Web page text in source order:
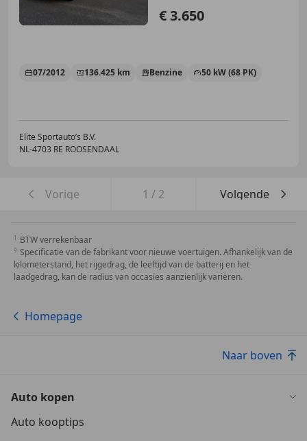
€ 3.650
07/2012 136.425 km Benzine 50 kW (68 PK)
Elite Sportauto’s B.V.
NL-4703 RE ROOSENDAAL
Vorige 1 / 2 Volgende
BTW verrekenbaar
Specificatie van de fabrikant voor nieuwe voertuigen. Afhankelijk van de
kilometerstand, het rijgedrag, de leeftijd van de batterij en het
laadgedrag, kan de radius van occasies aanzienlijk variëren.
Homepage
Naar boven
Auto kopen
Auto kooptips